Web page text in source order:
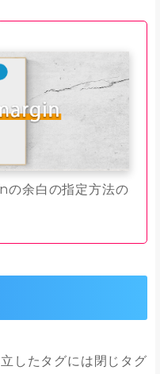
余白の指定方法の
したタグには閉じタグ